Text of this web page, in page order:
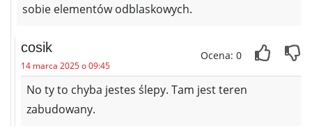
sobie elementów odblaskowych.
cosik
14 marca 2025 o 09:45
Ocena: 0
No ty to chyba jestes ślepy. Tam jest teren
zabudowany.